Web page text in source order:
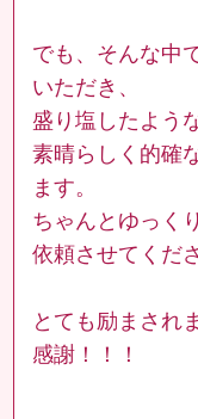
でも、そんな中
いただき、
盛り塩したよう
素晴らしく的確
ます。
ちゃんとゆっく
依頼させてくだ
とても励まされ
感謝！！！